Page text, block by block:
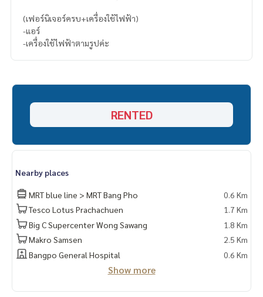
(เฟอร์นิเจอร์ครบ+เครื่องใช้ไฟฟ้า)
-แอร์
-เครื่องใช้ไฟฟ้าตามรูปค่ะ
RENTED
Nearby places
MRT blue line > MRT Bang Pho
0.6 Km
Tesco Lotus Prachachuen
1.7 Km
Big C Supercenter Wong Sawang
1.8 Km
Makro Samsen
2.5 Km
Bangpo General Hospital
0.6 Km
Show more